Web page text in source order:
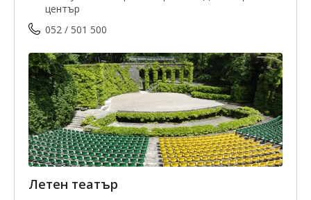
център
052 / 501 500
Летен театър